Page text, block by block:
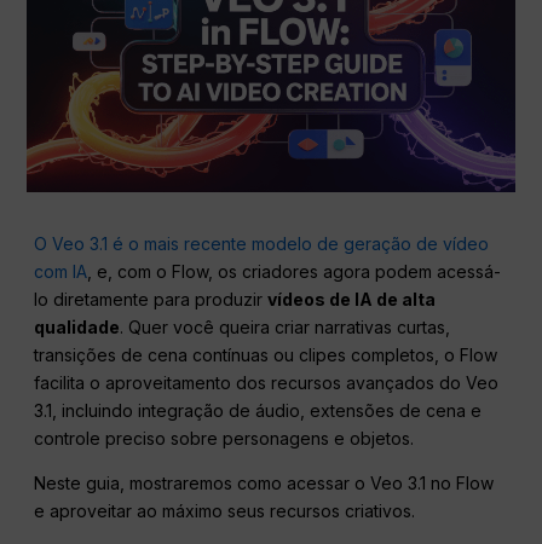
O Veo 3.1 é o mais recente modelo de geração de vídeo
com IA , e, com o Flow, os criadores agora podem acessá-
lo diretamente para produzirvídeos de IA de alta
qualidade. Quer você queira criar narrativas curtas,
transições de cena contínuas ou clipes completos, o Flow
facilita o aproveitamento dos recursos avançados do Veo
3.1, incluindo integração de áudio, extensões de cena e
controle preciso sobre personagens e objetos.
Neste guia, mostraremos como acessar o Veo 3.1 no Flow
e aproveitar ao máximo seus recursos criativos.